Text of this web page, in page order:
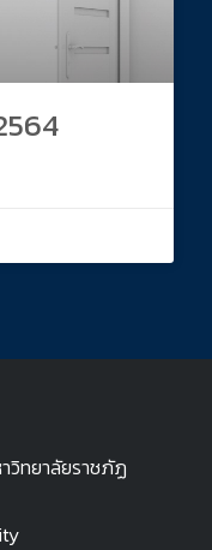
วิทยาลัยราชภัฏ